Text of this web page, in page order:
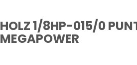
HOLZ 1/8HP-015/0
MEGAPOWER